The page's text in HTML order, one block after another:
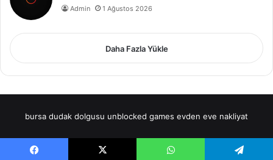
Admin 1 Ağustos 2026
Daha Fazla Yükle
bursa dudak dolgusu unblocked games evden eve nakliyat